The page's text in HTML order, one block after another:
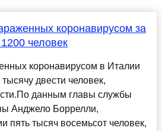
коронавирусом за
человек
коронавирусом в Италии
двести человек,
данным главы службы
Анджело Боррелли,
пять тысяч восемьсот человек,